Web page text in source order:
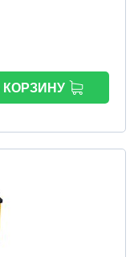
КОРЗИНУ